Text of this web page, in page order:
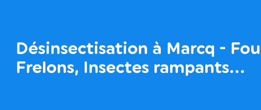
Désinsectisation à Marcq -
Frelons, Insectes rampants…